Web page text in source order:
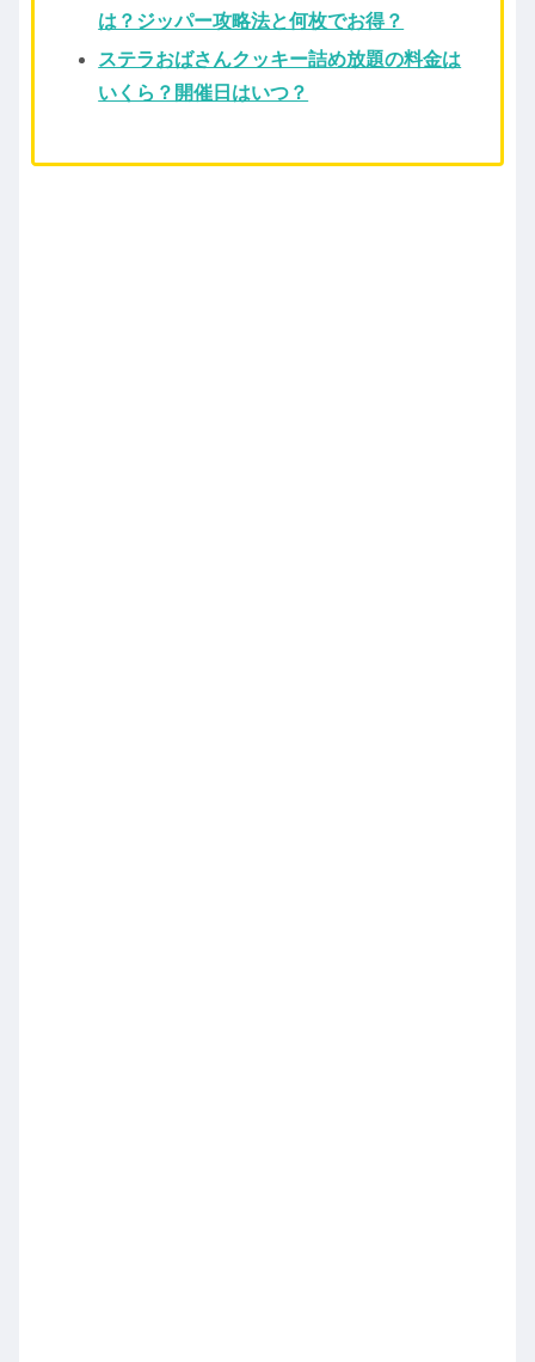
は？ジッパー攻略法と何枚でお得？
ステラおばさんクッキー詰め放題の料金は
いくら？開催日はいつ？